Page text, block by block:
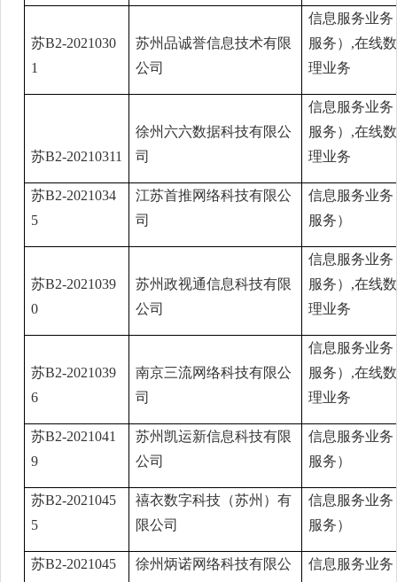
苏B2-2021030
1
苏州品诚誉信息技术有限
公司
信息服务业
服务）,在线
理业务
苏B2-20210311
徐州六六数据科技有限公
司
信息服务业
服务）,在线
理业务
苏B2-2021034
5
江苏首推网络科技有限公
司
信息服务业
服务）
苏B2-2021039
0
苏州政视通信息科技有限
公司
信息服务业
服务）,在线
理业务
苏B2-2021039
6
南京三流网络科技有限公
司
信息服务业
服务）,在线
理业务
苏B2-2021041
9
苏州凯运新信息科技有限
公司
信息服务业
服务）
苏B2-2021045
5
禧衣数字科技（苏州）有
限公司
信息服务业
服务）
苏B2-2021045
徐州炳诺网络科技有限公
信息服务业